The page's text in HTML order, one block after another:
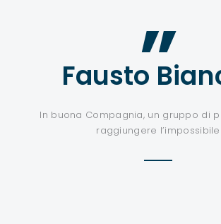
”
Fausto
In buona Compagnia, un gruppo di
raggiungere l’impossibile